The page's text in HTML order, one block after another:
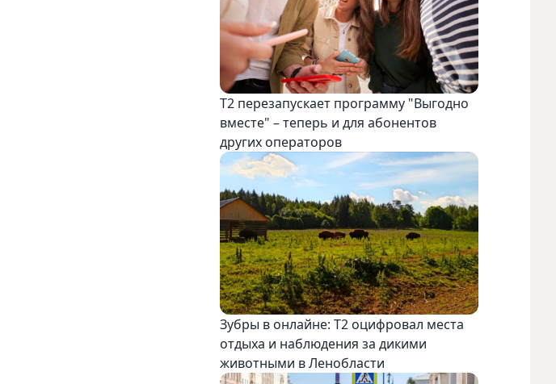
Т2 перезапускает программу "Выгодно
вместе" – теперь и для абонентов
других операторов
Зубры в онлайне: Т2 оцифровал места
отдыха и наблюдения за дикими
животными в Ленобласти